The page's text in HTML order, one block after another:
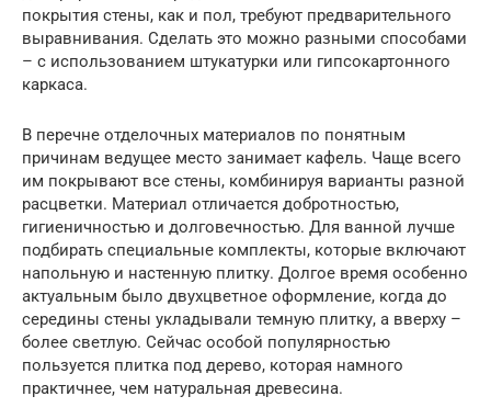
покрытия стены, как и пол, требуют предварительного
выравнивания. Сделать это можно разными способами
– с использованием штукатурки или гипсокартонного
каркаса.
В перечне отделочных материалов по понятным
причинам ведущее место занимает кафель. Чаще всего
им покрывают все стены, комбинируя варианты разной
расцветки. Материал отличается добротностью,
гигиеничностью и долговечностью. Для ванной лучше
подбирать специальные комплекты, которые включают
напольную и настенную плитку. Долгое время особенно
актуальным было двухцветное оформление, когда до
середины стены укладывали темную плитку, а вверху –
более светлую. Сейчас особой популярностью
пользуется плитка под дерево, которая намного
практичнее, чем натуральная древесина.